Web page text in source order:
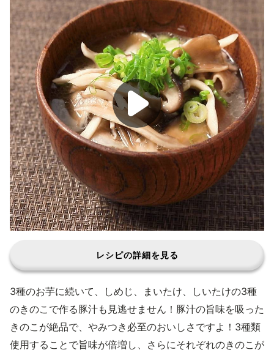
レシピの詳細を見る
3種のお芋に続いて、しめじ、まいたけ、しいたけの3種
のきのこで作る豚汁も見逃せません！豚汁の旨味を吸った
きのこが絶品で、やみつき必至のおいしさですよ！3種類
使用することで旨味が倍増し、さらにそれぞれのきのこが